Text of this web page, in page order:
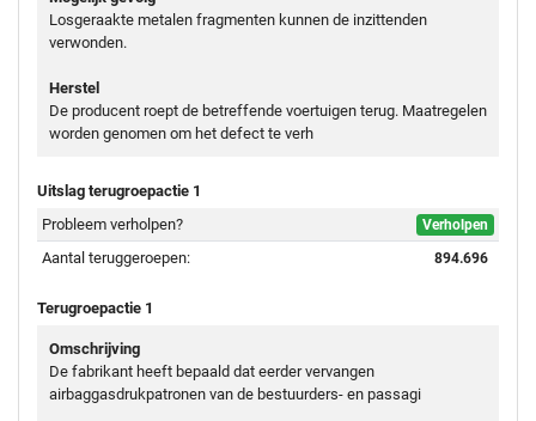
Losgeraakte metalen fragmenten kunnen de inzittenden
verwonden.
Herstel
De producent roept de betreffende voertuigen terug. Maatregelen
worden genomen om het defect te verh
Uitslag terugroepactie 1
Probleem verholpen?
Verholpen
Aantal teruggeroepen: 894.696
Terugroepactie 1
Omschrijving
De fabrikant heeft bepaald dat eerder vervangen
airbaggasdrukpatronen van de bestuurders- en passagi